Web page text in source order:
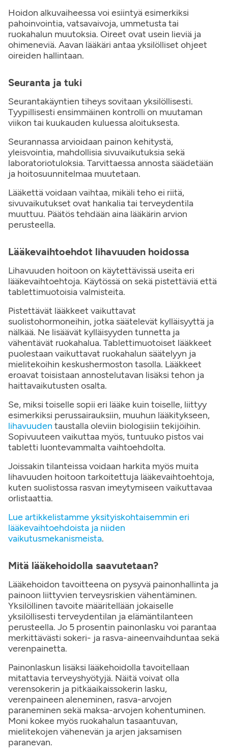
Hoidon alkuvaiheessa voi esiintyä esimerkiksi
pahoinvointia, vatsavaivoja, ummetusta tai
ruokahalun muutoksia. Oireet ovat usein lieviä ja
ohimeneviä. Aavan lääkäri antaa yksilölliset ohjeet
oireiden hallintaan.
Seuranta ja tuki
Seurantakäyntien tiheys sovitaan yksilöllisesti.
Tyypillisesti ensimmäinen kontrolli on muutaman
viikon tai kuukauden kuluessa aloituksesta.
Seurannassa arvioidaan painon kehitystä,
yleisvointia, mahdollisia sivuvaikutuksia sekä
laboratoriotuloksia. Tarvittaessa annosta säädetään
ja hoitosuunnitelmaa muutetaan.
Lääkettä voidaan vaihtaa, mikäli teho ei riitä,
sivuvaikutukset ovat hankalia tai terveydentila
muuttuu. Päätös tehdään aina lääkärin arvion
perusteella.
Lääkevaihtoehdot lihavuuden hoidossa
Lihavuuden hoitoon on käytettävissä useita eri
lääkevaihtoehtoja. Käytössä on sekä pistettäviä että
tablettimuotoisia valmisteita.
Pistettävät lääkkeet vaikuttavat
suolistohormoneihin, jotka säätelevät kylläisyyttä ja
nälkää. Ne lisäävät kylläisyyden tunnetta ja
vähentävät ruokahalua. Tablettimuotoiset lääkkeet
puolestaan vaikuttavat ruokahalun säätelyyn ja
mielitekoihin keskushermoston tasolla. Lääkkeet
eroavat toisistaan annostelutavan lisäksi tehon ja
haittavaikutusten osalta.
Se, miksi toiselle sopii eri lääke kuin toiselle, liittyy
esimerkiksi perussairauksiin, muuhun lääkitykseen,
lihavuuden taustalla oleviin biologisiin tekijöihin.
Sopivuuteen vaikuttaa myös, tuntuuko pistos vai
tabletti luontevammalta vaihtoehdolta.
Joissakin tilanteissa voidaan harkita myös muita
lihavuuden hoitoon tarkoitettuja lääkevaihtoehtoja,
kuten suolistossa rasvan imeytymiseen vaikuttavaa
orlistaattia.
Lue artikkelistamme yksityiskohtaisemmin eri
lääkevaihtoehdoista ja niiden
vaikutusmekanismeista.
Mitä lääkehoidolla saavutetaan?
Lääkehoidon tavoitteena on pysyvä painonhallinta ja
painoon liittyvien terveysriskien vähentäminen.
Yksilöllinen tavoite määritellään jokaiselle
yksilöllisesti terveydentilan ja elämäntilanteen
perusteella. Jo 5 prosentin painonlasku voi parantaa
merkittävästi sokeri- ja rasva-aineenvaihduntaa sekä
verenpainetta.
Painonlaskun lisäksi lääkehoidolla tavoitellaan
mitattavia terveyshyötyjä. Näitä voivat olla
verensokerin ja pitkäaikaissokerin lasku,
verenpaineen aleneminen, rasva-arvojen
paraneminen sekä maksa-arvojen kohentuminen.
Moni kokee myös ruokahalun tasaantuvan,
mielitekojen vähenevän ja arjen jaksamisen
paranevan.